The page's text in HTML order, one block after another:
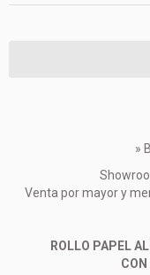
»
Venta por mayor y
ROLLO PAPEL